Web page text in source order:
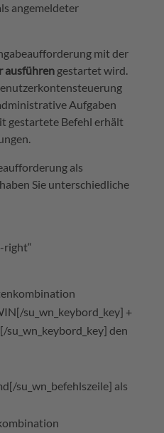
angemeldeter
mit der
ausführengestartet wird.
Aufgaben
gestartete Befehl erhält
als
Sie unterschiedliche
right“
su_wn_keybord_key] +
su_wn_keybord_key] den
su_wn_befehlszeile] als